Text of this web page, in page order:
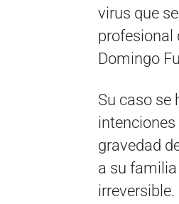
virus que
profesional
Domingo
Su caso se
gravedad
a su